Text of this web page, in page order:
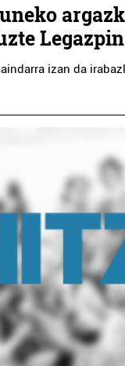
Legazpin
izan da